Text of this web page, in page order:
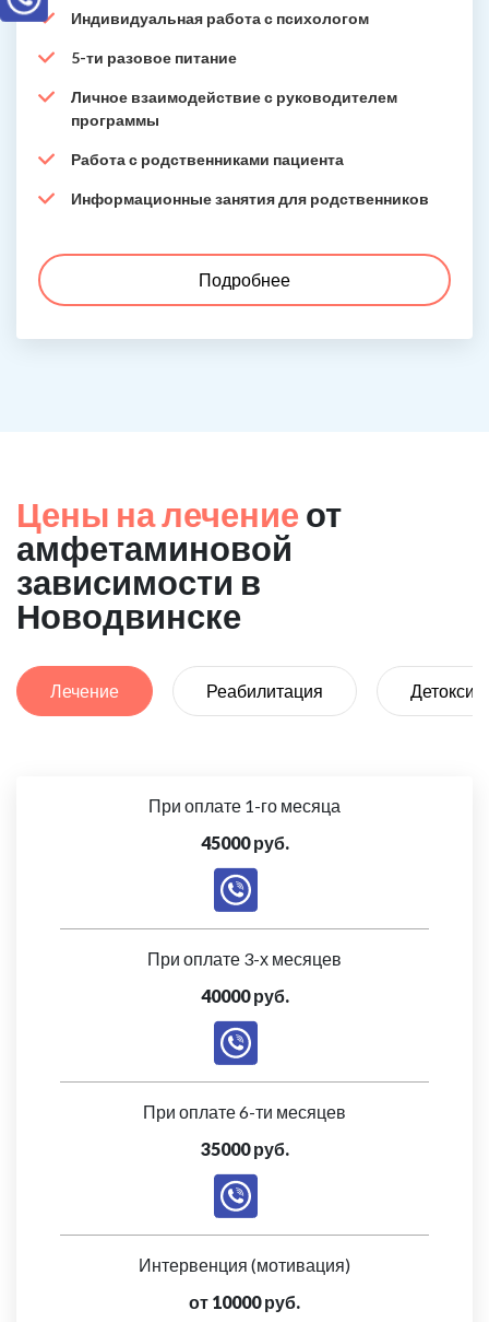
Индивидуальная работа с психологом
5-ти разовое питание
Личное взаимодействие с руководителем
программы
Работа с родственниками пациента
Информационные занятия для родственников
Подробнее
Цены на лечение от
амфетаминовой
зависимости в
Новодвинске
Лечение Реабилитация
При оплате 1-го месяца
45000 руб.
При оплате 3-х месяцев
40000 руб.
При оплате 6-ти месяцев
35000 руб.
Интервенция (мотивация)
от 10000 руб.